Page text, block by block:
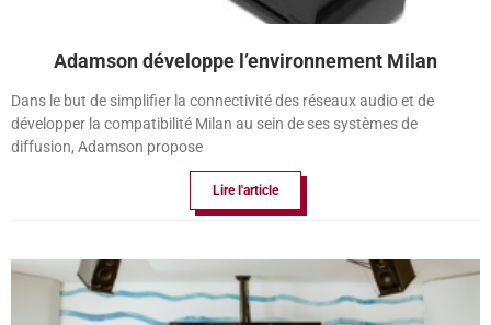
Adamson développe l’environnement Milan
Dans le but de simplifier la connectivité des réseaux audio et de
développer la compatibilité Milan au sein de ses systèmes de
diffusion, Adamson propose
Lire l'article